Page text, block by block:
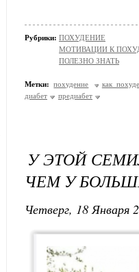
Рубрики: ПОХУДЕНИЕ
МОТИВАЦИИ К
ПОЛЕЗНО ЗНАТЬ
Метки: похудение
как
диабет
предиабет
У ЭТОЙ
ЧЕМ У
Четверг, 18 Января